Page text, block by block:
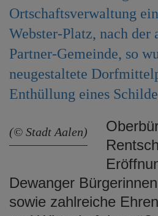
Ortschaftsverwaltung
Webster-Platz, nach der
Partner-Gemeinde, so
neugestaltete
Enthüllung eines
(© Stadt Aalen)
Dewanger
sowie zahlreiche